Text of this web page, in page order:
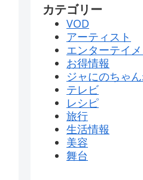
カテゴリー
VOD
アーティスト
エンターテイメ
お得情報
ジャにのちゃ
テレビ
レシピ
旅行
生活情報
美容
舞台